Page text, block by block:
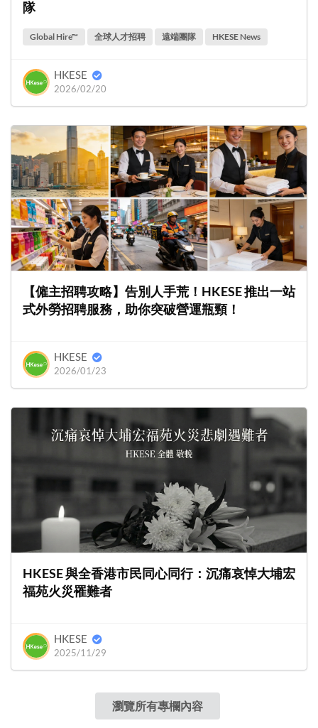
隊
Global Hire™ 全球人才招聘 遠端團隊 HKESE News
HKESE
2026/02/20
【僱主招聘攻略】告別人手荒！HKESE 推出一站
式外勞招聘服務，助你突破營運瓶頸！
HKESE
2026/01/23
HKESE 與全香港市民同心同行：沉痛哀悼大埔宏
福苑火災罹難者
HKESE
2025/11/29
瀏覽所有專欄內容